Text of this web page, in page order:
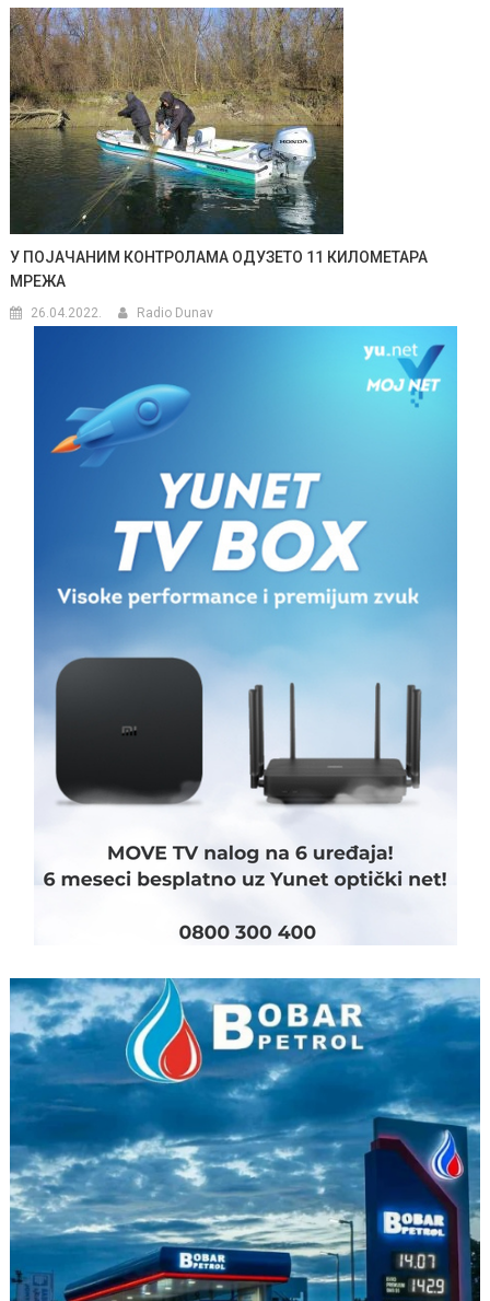
У ПОЈАЧАНИМ КОНТРОЛАМА ОДУЗЕТО 11 КИЛОМЕТАРА
МРЕЖА
26.04.2022. Radio Dunav